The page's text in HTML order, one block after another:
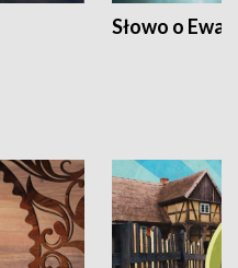
Słowo o